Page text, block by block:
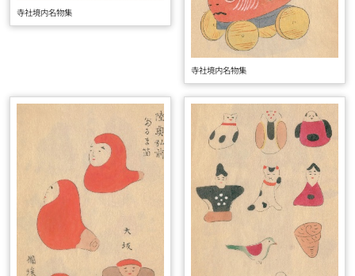
寺社境内名物集
寺社境内名物集